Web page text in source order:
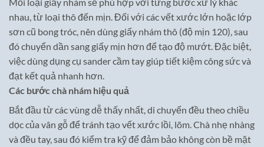
nhau, từ loại thô đến mịn. Đối với các vết xước lớn hoặc lớp
sơn cũ bong tróc, nên dùng giấy nhám thô (độ mịn 120), sau
đó chuyển dần sang giấy mịn hơn để tạo độ mướt. Đặc biệt,
việc dùng dụng cụ sander cầm tay giúp tiết kiệm công sức và
đạt kết quả nhanh hơn.
Các bước chà nhám hiệu quả
Bắt đầu từ các vùng dễ thấy nhất, di chuyển đều theo chiều
dọc của vân gỗ để tránh tạo vết xước lồi, lõm. Chà nhẹ nhàng
và đều tay, sau đó kiểm tra kỹ để đảm bảo không còn bề mặt